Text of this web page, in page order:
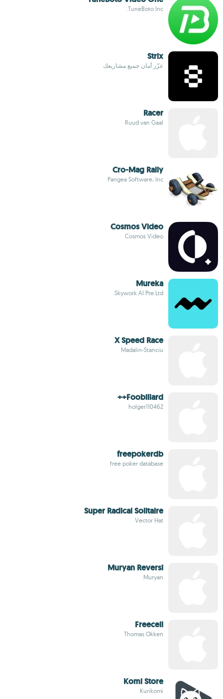
TuneBoto Inc.
Strix
عزّز أمان جميع مشاريعك
Racer
Ruud van Gaal
Cro-Mag Rally
Pangea Software, Inc
Cosmos Video
Cosmos Video
Mureka
Skywork AI Pte.Ltd.
X Speed Race
Madalin-Stanciu
Foobillard++
holger110462
freepokerdb
free poker database
Super Radical Solitaire
Vector Hat
Muryan Reversi
Muryan
Freecell
Thomas Okken
Komi Store
Kurikomi